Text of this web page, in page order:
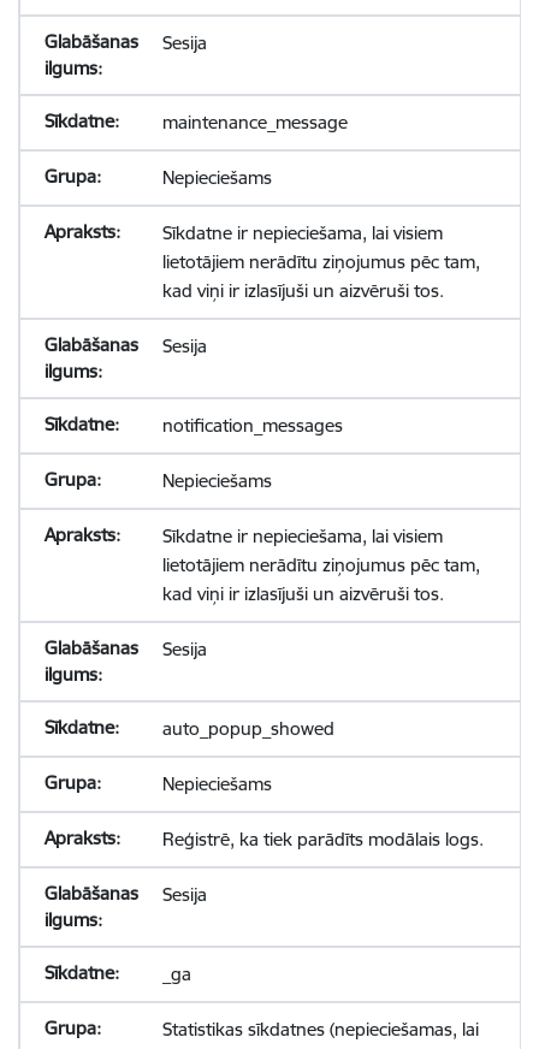
Sesija
maintenance_message
Nepieciešams
Sīkdatne ir nepieciešama, lai visiem
lietotājiem nerādītu ziņojumus pēc tam,
kad viņi ir izlasījuši un aizvēruši tos.
Sesija
notification_messages
Nepieciešams
Sīkdatne ir nepieciešama, lai visiem
lietotājiem nerādītu ziņojumus pēc tam,
kad viņi ir izlasījuši un aizvēruši tos.
Sesija
auto_popup_showed
Nepieciešams
Reģistrē, ka tiek parādīts modālais logs.
Sesija
_ga
Statistikas sīkdatnes (nepieciešamas, lai